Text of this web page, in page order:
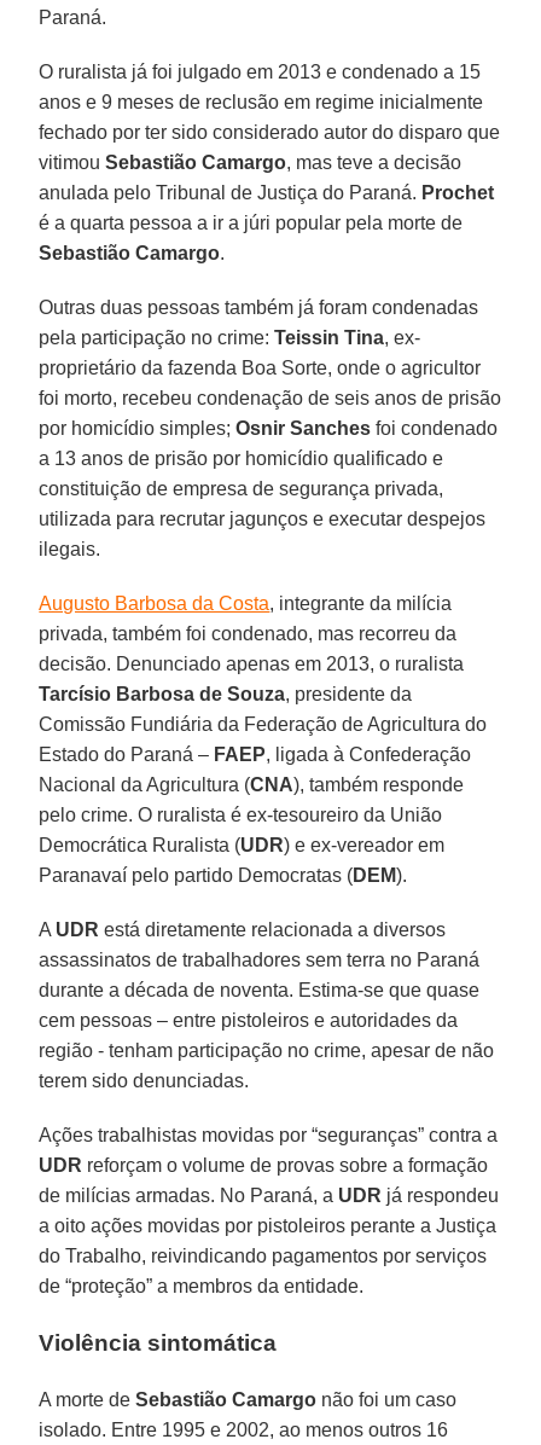
Paraná.
O ruralista já foi julgado em 2013 e condenado a 15
anos e 9 meses de reclusão em regime inicialmente
fechado por ter sido considerado autor do disparo que
vitimouSebastião Camargo, mas teve a decisão
anulada pelo Tribunal de Justiça do Paraná. Prochet
é a quarta pessoa a ir a júri popular pela morte de
Sebastião Camargo.
Outras duas pessoas também já foram condenadas
pela participação no crime:Teissin Tina, ex-
proprietário da fazenda Boa Sorte, onde o agricultor
foi morto, recebeu condenação de seis anos de prisão
por homicídio simples;Osnir Sanches foi condenado
a 13 anos de prisão por homicídio qualificado e
constituição de empresa de segurança privada,
utilizada para recrutar jagunços e executar despejos
ilegais.
Augusto Barbosa da Costa, integrante da milícia
privada, também foi condenado, mas recorreu da
decisão. Denunciado apenas em 2013, o ruralista
Tarcísio Barbosa de Souza, presidente da
Comissão Fundiária da Federação de Agricultura do
Estado do Paraná – FAEP, ligada à Confederação
Nacional da Agricultura (CNA), também responde
pelo crime. O ruralista é ex-tesoureiro da União
Democrática Ruralista (UDR) e ex-vereador em
Paranavaí pelo partido Democratas (DEM).
A UDR está diretamente relacionada a diversos
assassinatos de trabalhadores sem terra no Paraná
durante a década de noventa. Estima-se que quase
cem pessoas – entre pistoleiros e autoridades da
região - tenham participação no crime, apesar de não
terem sido denunciadas.
Ações trabalhistas movidas por “seguranças” contra a
UDR reforçam o volume de provas sobre a formação
de milícias armadas. No Paraná, a UDR já respondeu
a oito ações movidas por pistoleiros perante a Justiça
do Trabalho, reivindicando pagamentos por serviços
de “proteção” a membros da entidade.
Violência sintomática
A morte deSebastião Camargo não foi um caso
isolado. Entre 1995 e 2002, ao menos outros 16